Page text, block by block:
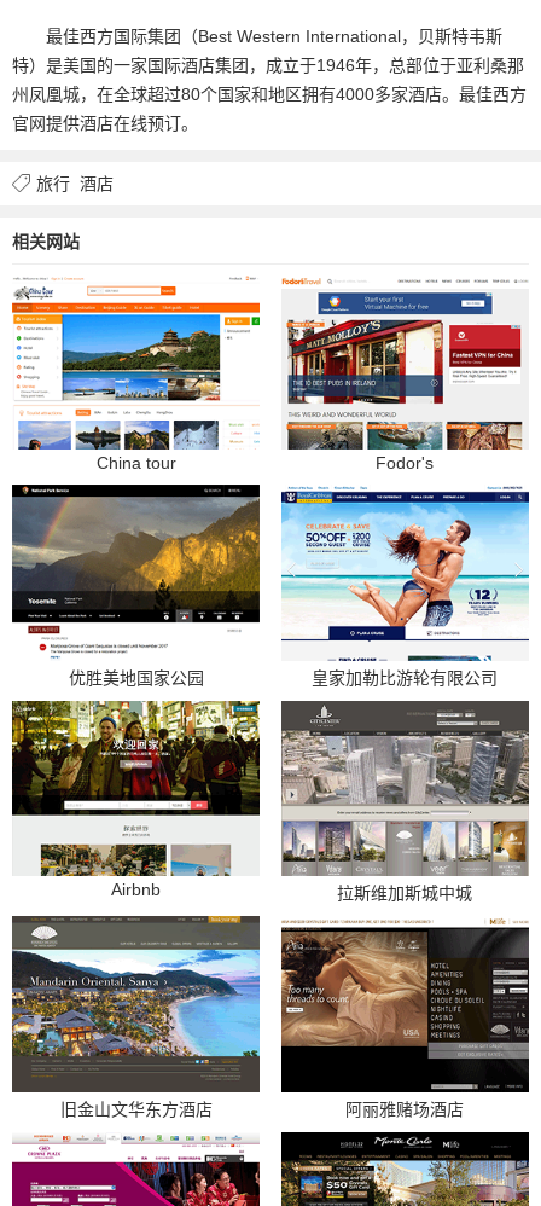
最佳西方国际集团（Best Western International，贝斯特韦斯
特）是美国的一家国际酒店集团，成立于1946年，总部位于亚利桑那
州凤凰城，在全球超过80个国家和地区拥有4000多家酒店。最佳西方
官网提供酒店在线预订。
旅行 酒店
相关网站
China tour Fodor's
优胜美地国家公园 皇家加勒比游轮有限公司
Airbnb 拉斯维加斯城中城
旧金山文华东方酒店 阿丽雅赌场酒店